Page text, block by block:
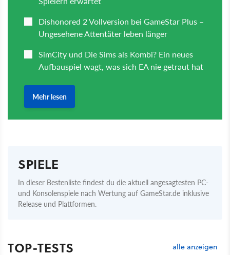
SPIELE
In dieser Bestenliste findest du die aktuell angesagtesten PC-
und Konsolenspiele nach Wertung auf GameStar.de inklusive
Release und Plattformen.
TOP-TESTS alle anzeigen